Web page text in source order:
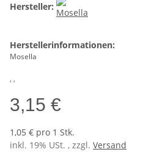
Hersteller:
Herstellerinformationen:
Mosella
, ,
3,15 €
1,05 € pro 1 Stk.
inkl. 19% USt. , zzgl. Versand